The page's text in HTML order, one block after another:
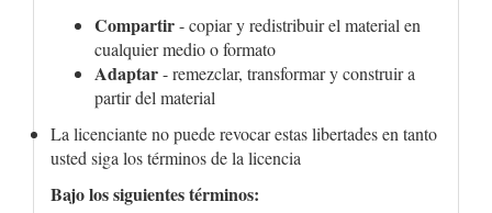
Compartir- copiar y redistribuir el material en
cualquier medio o formato
Adaptar- remezclar, transformar y construir a
partir del material
La licenciante no puede revocar estas libertades en tanto
usted siga los términos de la licencia
Bajo los siguientes términos: